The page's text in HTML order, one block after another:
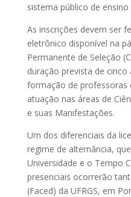
sistema público de ensino
As inscrições devem ser
eletrônico disponível na
Permanente de Seleção
duração prevista de
formação de professoras
atuação nas áreas de
e suas Manifestações.
Um dos diferenciais da
regime de alternância,
Universidade e o Tempo
presenciais ocorrerão
(Faced) da UFRGS, em